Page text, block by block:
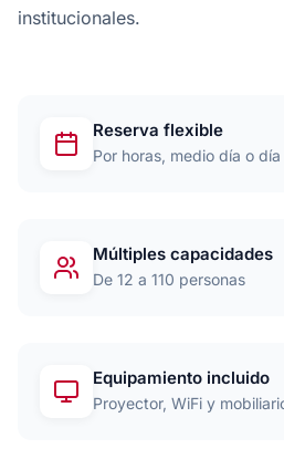
institucionales.
Reserva flexible
Por horas, medio día o
Múltiples capacidades
De 12 a 110 personas
Equipamiento incluido
Proyector, WiFi y